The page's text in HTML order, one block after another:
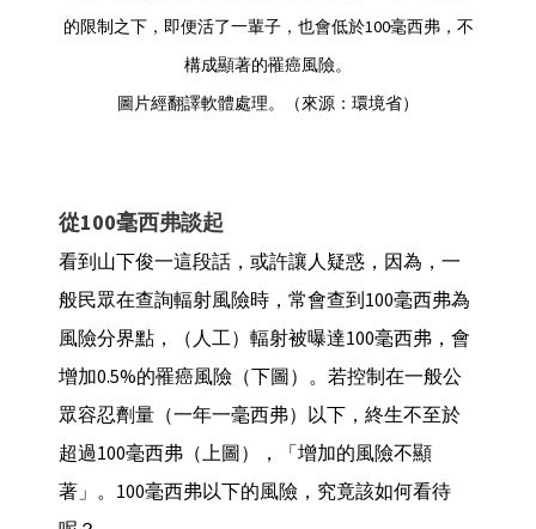
的限制之下，即便活了一輩子，也會低於100毫西弗，不
構成顯著的罹癌風險。
圖片經翻譯軟體處理。（來源：環境省）
從100毫西弗談起
看到山下俊一這段話，或許讓人疑惑，因為，一
般民眾在查詢輻射風險時，常會查到100毫西弗為
風險分界點，（人工）輻射被曝達100毫西弗，會
增加0.5%的罹癌風險（下圖）。若控制在一般公
眾容忍劑量（一年一毫西弗）以下，終生不至於
超過100毫西弗（上圖），「增加的風險不顯
著」。100毫西弗以下的風險，究竟該如何看待